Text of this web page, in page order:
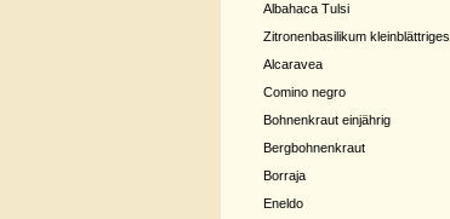
Albahaca Tulsi
Zitronenbasilikum kleinblättriges
Alcaravea
Comino negro
Bohnenkraut einjährig
Bergbohnenkraut
Borraja
Eneldo